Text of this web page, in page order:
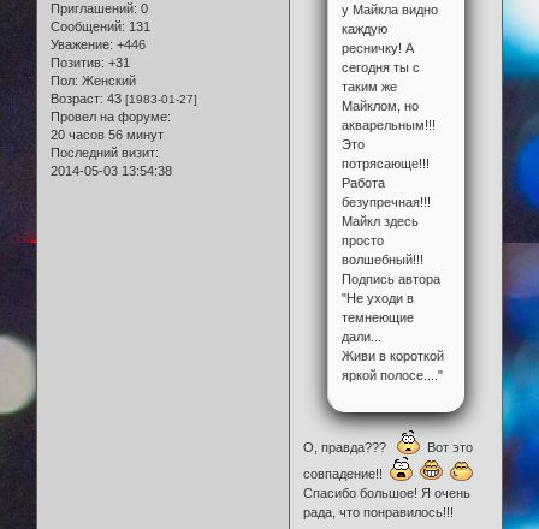
Приглашений: 0
Сообщений: 131
Уважение: +446
Позитив: +31
Пол: Женский
Возраст: 43 [1983-01-27]
Провел на форуме:
20 часов 56 минут
Последний визит:
2014-05-03 13:54:38
у Майкла видно
каждую
ресничку! А
сегодня ты с
таким же
Майклом, но
акварельным!!!
Это
потрясающе!!!
Работа
безупречная!!!
Майкл здесь
просто
волшебный!!!
Подпись автора
"Не уходи в
темнеющие
дали...
Живи в короткой
яркой полосе...."
О, правда???
Вот это
совпадение!!
Спасибо большое! Я очень
рада, что понравилось!!!